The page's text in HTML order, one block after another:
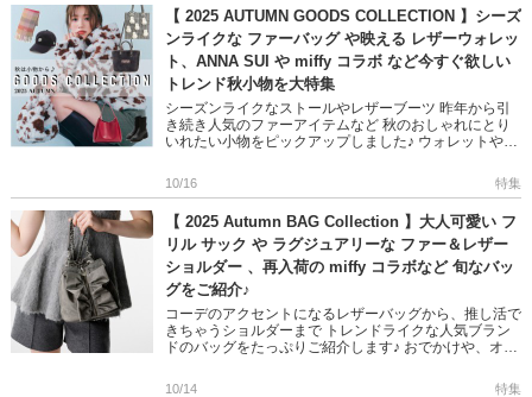
【 2025 AUTUMN GOODS COLLECTION 】シーズ
ンライクな ファーバッグ や映える レザーウォレッ
ト、ANNA SUI や miffy コラボ など今すぐ欲しい
トレンド秋小物を大特集
シーズンライクなストールやレザーブーツ 昨年から引
き続き人気のファーアイテムなど 秋のおしゃれにとり
いれたい小物をピックアップしました♪ ウォレットやバ
てください! ＞＞ […]
10/16 特集
【 2025 Autumn BAG Collection 】大人可愛い フ
リル サック や ラグジュアリーな ファー＆レザー
ショルダー 、再入荷の miffy コラボなど 旬なバッ
グをご紹介♪
コーデのアクセントになるレザーバッグから、推し活で
きちゃうショルダーまで トレンドライクな人気ブラン
ドのバッグをたっぷりご紹介します♪ おでかけや、オフ
かり 日々のスタイ […]
10/14 特集